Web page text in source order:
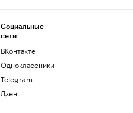
Социальные
сети
ВКонтакте
Одноклассники
Telegram
Дзен